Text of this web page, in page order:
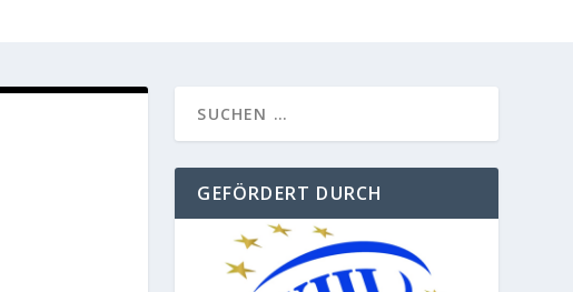
GEFÖRDERT DURCH